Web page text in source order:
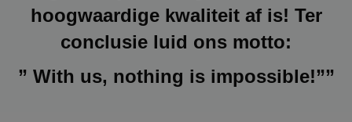
hoogwaardige kwaliteit af is! Ter
conclusie luid ons motto:
” With us, nothing is impossible!””